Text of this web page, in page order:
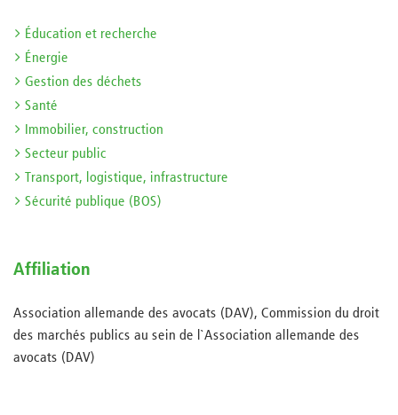
Éducation et recherche
Énergie
Gestion des déchets
Santé
Immobilier, construction
Secteur public
Transport, logistique, infrastructure
Sécurité publique (BOS)
Affiliation
Association allemande des avocats (DAV), Commission du droit
des marchés publics au sein de l`Association allemande des
avocats (DAV)